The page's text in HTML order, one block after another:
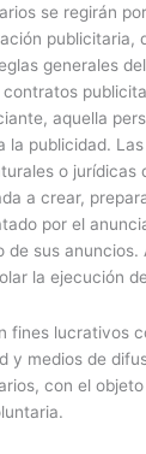
se regirán
publicitaria,
generales
aquella
la publicidad.
o jurídicas
a crear,
por el
sus anuncios.
la ejecución
fines lucrativos
y medios de
con el